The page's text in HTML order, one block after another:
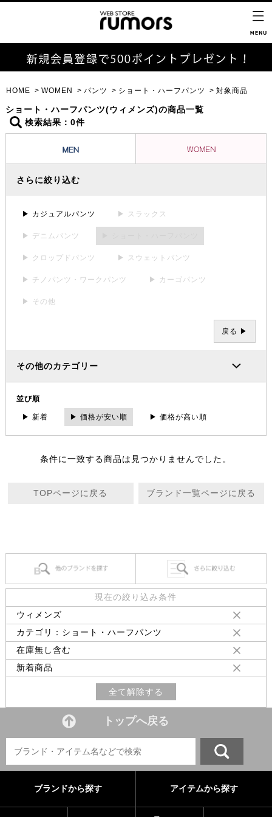
HOME WOMEN パンツ ショート・ハーフパンツ 対象商品
ショート・ハーフパンツ(ウィメンズ)の商品一覧
検索結果：0件
さらに絞り込む
▶ カジュアルパンツ ▶ スラックス
▶ デニムパンツ
▶ クロップドパンツ ▶ スウェットパンツ
▶ チノパンツ・ワークパンツ ▶ カーゴパンツ
▶ その他
戻る ▶
その他のカテゴリー
並び順
▶ 新着 ▶ 価格が安い順 ▶ 価格が高い順
条件に一致する商品は見つかりませんでした。
TOPページに戻る ブランド一覧ページに戻る
現在の絞り込み条件
ウィメンズ
カテゴリ：ショート・ハーフパンツ
在庫無し含む
新着商品
全て解除する
トップへ戻る
ブランドから探す アイテムから探す